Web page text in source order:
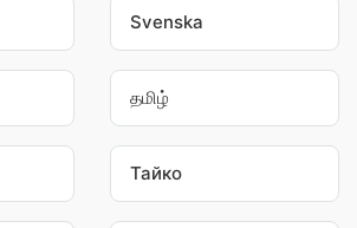
Svenska
தமிழ்
Тайко